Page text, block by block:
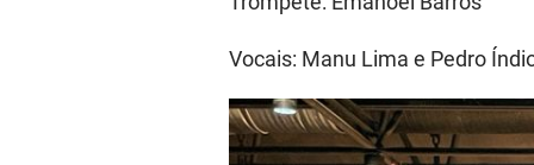
Vocais: Manu Lima e Pedro